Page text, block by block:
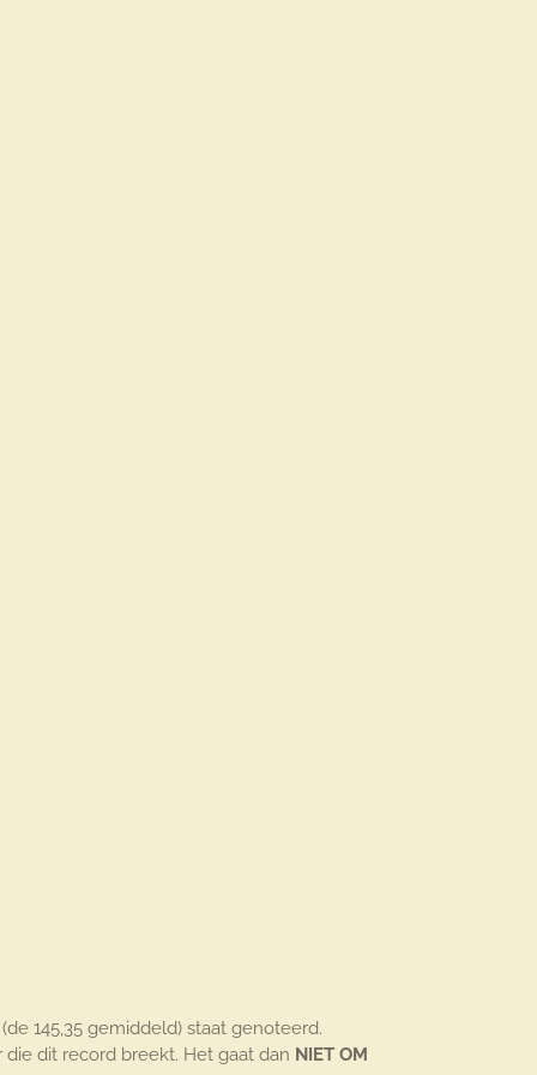
145,35 gemiddeld) staat genoteerd.
dit record breekt. Het gaat dan NIET OM